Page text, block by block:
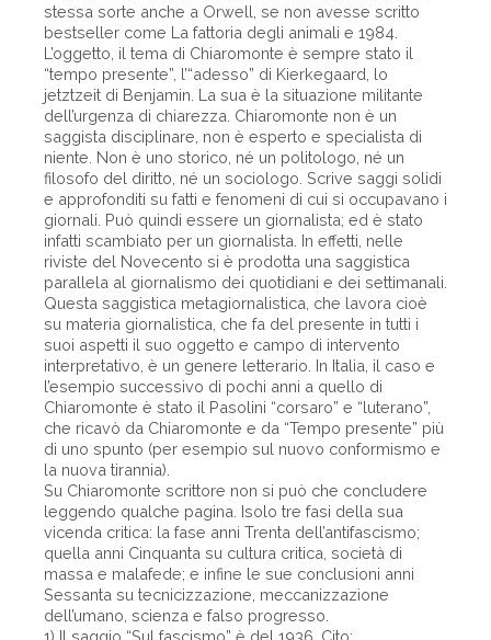
stessa sorte anche a Orwell, se non avesse scritto
bestseller come La fattoria degli animali e 1984.
L’oggetto, il tema di Chiaromonte è sempre stato il
“tempo presente”, l’“adesso” di Kierkegaard, lo
jetztzeit di Benjamin. La sua è la situazione militante
dell’urgenza di chiarezza. Chiaromonte non è un
saggista disciplinare, non è esperto e specialista di
niente. Non è uno storico, né un politologo, né un
filosofo del diritto, né un sociologo. Scrive saggi solidi
e approfonditi su fatti e fenomeni di cui si occupavano i
giornali. Può quindi essere un giornalista; ed è stato
infatti scambiato per un giornalista. In effetti, nelle
riviste del Novecento si è prodotta una saggistica
parallela al giornalismo dei quotidiani e dei settimanali.
Questa saggistica metagiornalistica, che lavora cioè
su materia giornalistica, che fa del presente in tutti i
suoi aspetti il suo oggetto e campo di intervento
interpretativo, è un genere letterario. In Italia, il caso e
l’esempio successivo di pochi anni a quello di
Chiaromonte è stato il Pasolini “corsaro” e “luterano”,
che ricavò da Chiaromonte e da “Tempo presente” più
di uno spunto (per esempio sul nuovo conformismo e
la nuova tirannia).
Su Chiaromonte scrittore non si può che concludere
leggendo qualche pagina. Isolo tre fasi della sua
vicenda critica: la fase anni Trenta dell’antifascismo;
quella anni Cinquanta su cultura critica, società di
massa e malafede; e infine le sue conclusioni anni
Sessanta su tecnicizzazione, meccanizzazione
dell’umano, scienza e falso progresso.
1) Il saggio “Sul fascismo” è del 1936. Cito: